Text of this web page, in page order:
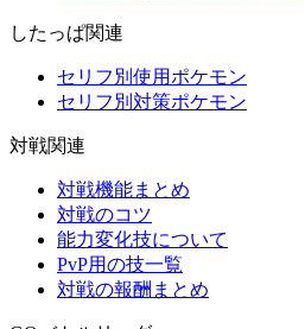
したっぱ関連
セリフ別使用ポケモン
セリフ別対策ポケモン
対戦関連
対戦機能まとめ
対戦のコツ
能力変化技について
PvP用の技一覧
対戦の報酬まとめ